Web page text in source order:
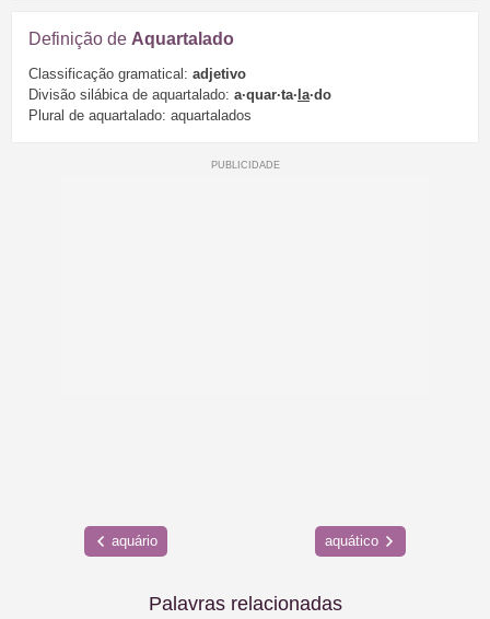
Definição de Aquartalado
Classificação gramatical: adjetivo
Divisão silábica de aquartalado: a·quar·ta·la·do
Plural de aquartalado: aquartalados
aquário aquático
Palavras relacionadas